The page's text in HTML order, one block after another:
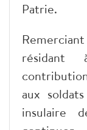
Patrie.
résidant
aux
insulaire